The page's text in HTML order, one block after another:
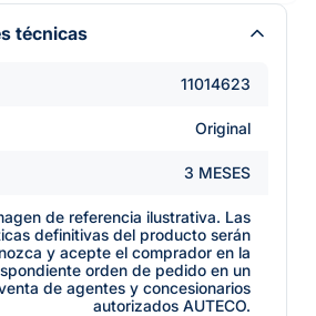
técnicas
11014623
Original
3 MESES
de referencia ilustrativa. Las
definitivas del producto serán
y acepte el comprador en la
orden de pedido en un
de agentes y concesionarios
autorizados AUTECO.